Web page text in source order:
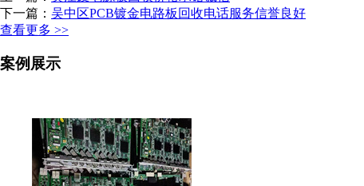
下一篇： 吴中区PCB镀金电路板回收电话服务信誉良好
查看更多 >>
案例展示